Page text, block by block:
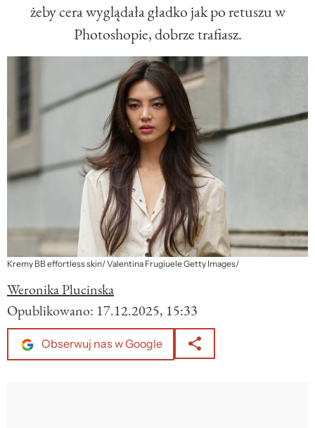
żeby cera wyglądała gładko jak po retuszu w
Photoshopie, dobrze trafiasz.
Kremy BB effortless skin/ Valentina Frugiuele Getty Images/
Weronika Plucinska
Opublikowano: 17.12.2025, 15:33
Obserwuj nas w Google